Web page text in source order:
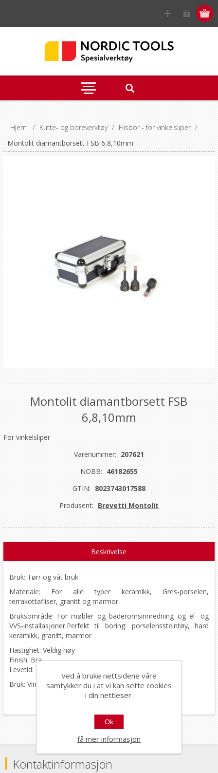
Hjem / Kutte- og boreverktøy / Flisbor - for vinkelsliper /
Montolit diamantborsett FSB 6,8,10mm
Montolit diamantborsett FSB
6,8,10mm
For vinkelsliper
Varenummer: 207621
NOBB: 46182655
GTIN: 8023743017588
Produsent: Brevetti Montolit
Beskrivelse
Bruk: Tørr og våt bruk
Materiale: For alle typer keramikk, Gres-porselen,
terrakottafliser, granitt og marmor.
Bruksområde: For møbler og baderomsinnredning og el- og
VVS-installasjoner.Perfekt til boring: porselenssteintøy, hard
keramikk, granitt, marmor
Hastighet: Veldig høy
Finish: Bra
Levetid: Bra
Bruk: Vinkelsliper
Kontaktinformasjon
Ved å bruke nettsidene våre
samtykker du i at vi kan sette cookies
i din nettleser.
Ok
få mer informasjon